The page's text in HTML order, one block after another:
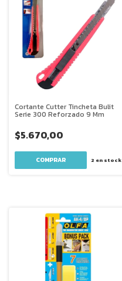
Cortante Cutter Tincheta Bulit
Serie 300 Reforzado 9 Mm
$5.670,00
2 en stock